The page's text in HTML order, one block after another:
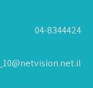
04-8344424